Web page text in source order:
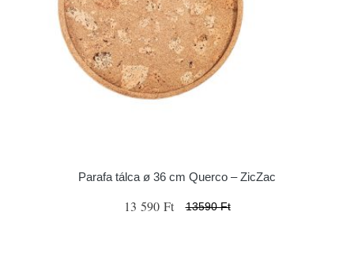
Parafa tálca ø 36 cm Querco – ZicZac
13 590 Ft 13590 Ft